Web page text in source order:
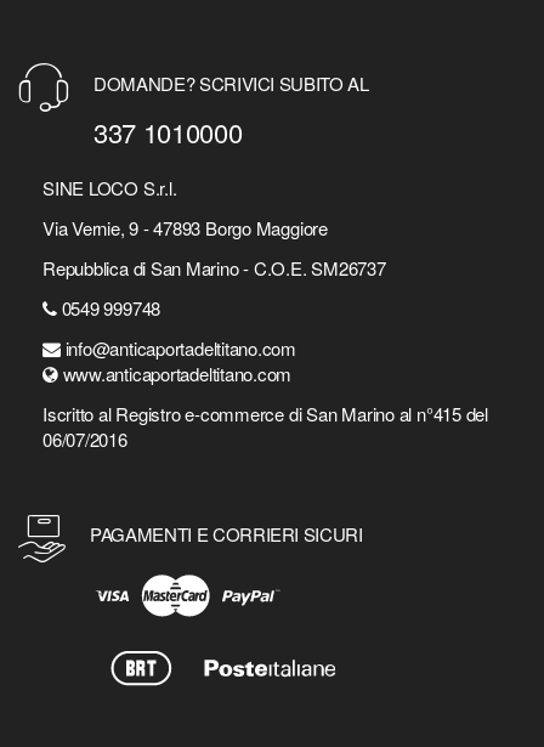
DOMANDE? SCRIVICI SUBITO AL
337 1010000
SINE LOCO S.r.l.
Via Vernie, 9 - 47893 Borgo Maggiore
Repubblica di San Marino - C.O.E. SM26737
0549 999748
info@anticaportadeltitano.com
www.anticaportadeltitano.com
Iscritto al Registro e-commerce di San Marino al n°415 del
06/07/2016
PAGAMENTI E CORRIERI SICURI